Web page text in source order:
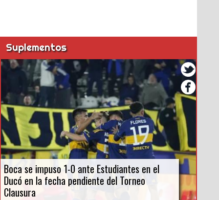
Suplementos
Boca se impuso 1-0 ante Estudiantes en el
Ducó en la fecha pendiente del Torneo
Clausura